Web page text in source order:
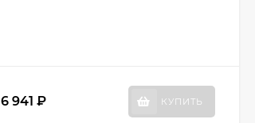
6 941 ₽ КУПИТЬ